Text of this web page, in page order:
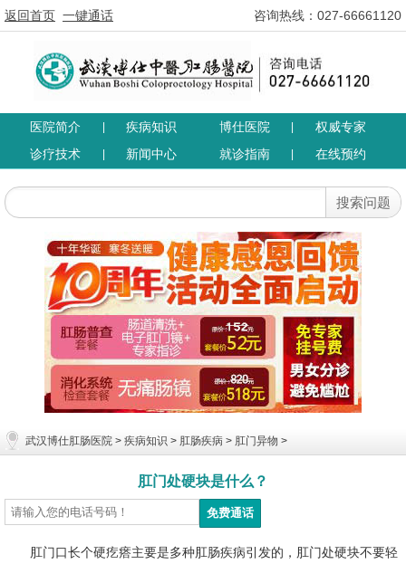
返回首页 一键通话 咨询热线：027-66661120
医院简介 疾病知识 博仕医院
权威专家
诊疗技术
新闻中心 就诊指南 在线预约
武汉博仕肛肠医院 > 疾病知识 > 肛肠疾病 > 肛门异物 >
肛门处硬块是什么？
肛门口长个硬疙瘩主要是多种肛肠疾病引发的，肛门处硬块不要轻